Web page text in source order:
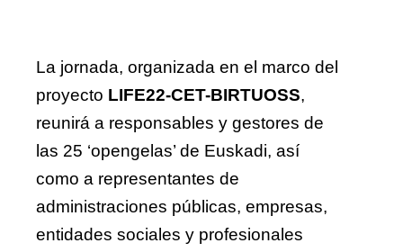
La jornada, organizada en el marco del
proyecto LIFE22-CET-BIRTUOSS,
reunirá a responsables y gestores de
las 25 ‘opengelas’ de Euskadi, así
como a representantes de
administraciones públicas, empresas,
entidades sociales y profesionales